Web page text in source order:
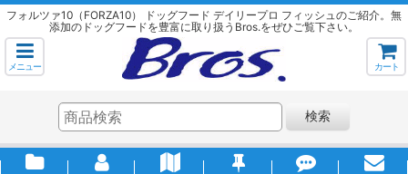
フォルツァ10（FORZA10） ドッグフード デイリープロ フィッシュのご紹介。無
添加のドッグフードを豊富に取り扱うBros.をぜひご覧下さい。
メニュー カート
検索